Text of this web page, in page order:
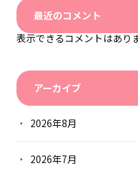
最近のコメント
表示できるコメントはあり
アーカイブ
2026年8月
2026年7月